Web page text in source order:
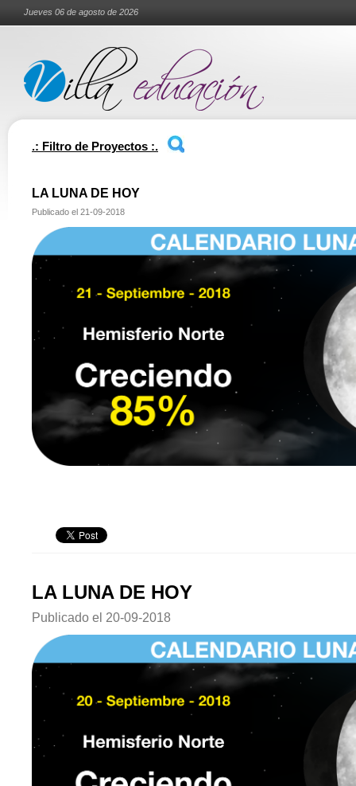
Jueves 06 de agosto de 2026
.: Filtro de Proyectos :.
LA LUNA DE HOY
Publicado el 21-09-2018
LA LUNA DE HOY
Publicado el 20-09-2018